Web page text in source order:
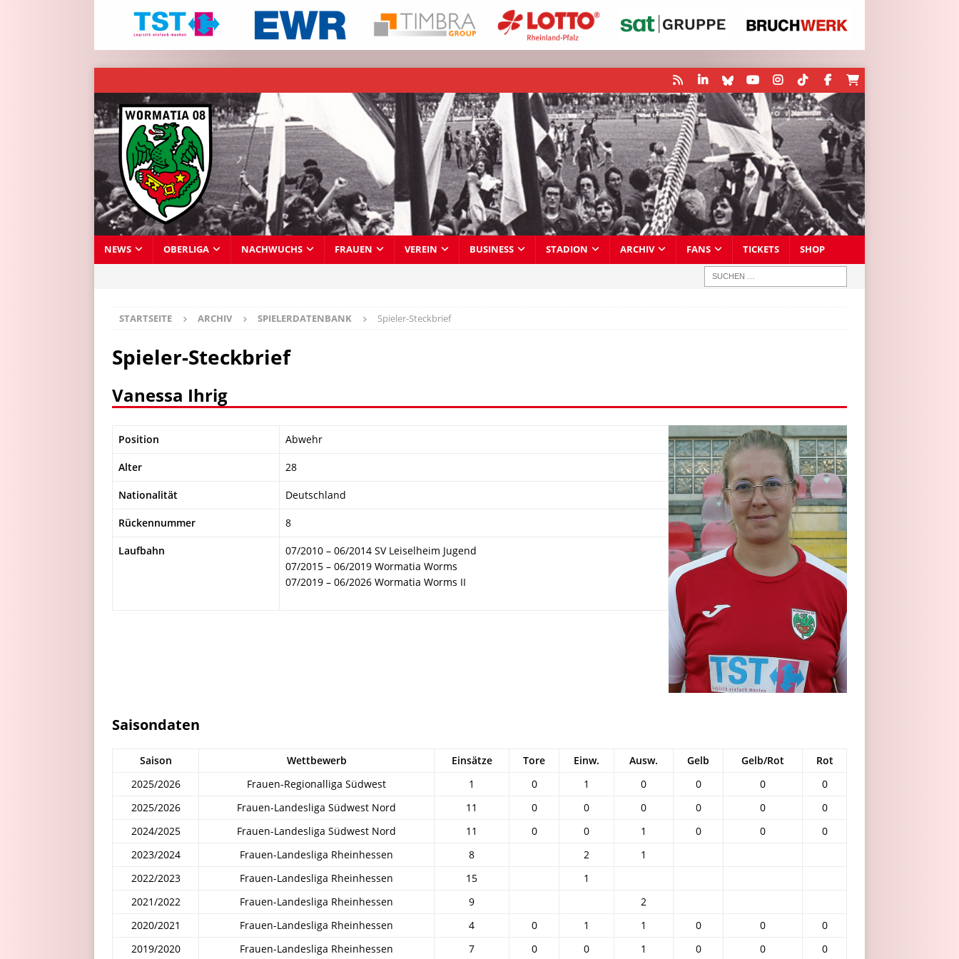
NEWS OBERLIGA NACHWUCHS FRAUEN VEREIN BUSINESS STADION ARCHIV FANS TICKETS SHOP
STARTSEITE ARCHIV SPIELERDATENBANK Spieler-Steckbrief
Spieler-Steckbrief
Vanessa Ihrig
Position Abwehr
Alter 28
Nationalität Deutschland
Rückennummer 8
Laufbahn
07/2010 – 06/2014 SV Leiselheim Jugend
07/2015 – 06/2019 Wormatia Worms
07/2019 – 06/2026 Wormatia Worms II
Saisondaten
Saison Wettbewerb Einsätze Tore Einw. Ausw. Gelb Gelb/Rot
Rot
2025/2026
Frauen-Regionalliga Südwest 1 0 1 0 0 0
0
2025/2026
Frauen-Landesliga Südwest Nord 11 0 0 0 0 0
0
2024/2025
Frauen-Landesliga Südwest Nord 11 0 0 1 0 0
0
2023/2024
Frauen-Landesliga Rheinhessen 8 2
1
2022/2023
Frauen-Landesliga Rheinhessen 15
1
2021/2022
Frauen-Landesliga Rheinhessen 9
2
2020/2021
Frauen-Landesliga Rheinhessen 4 0 1 1 0 0
0
2019/2020
Frauen-Landesliga Rheinhessen 7 0 0 1 0 0 0